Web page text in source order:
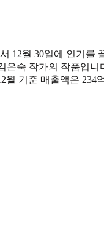
12월 30일에 인기를
은숙 작가의 작품입
월 기준 매출액은 234